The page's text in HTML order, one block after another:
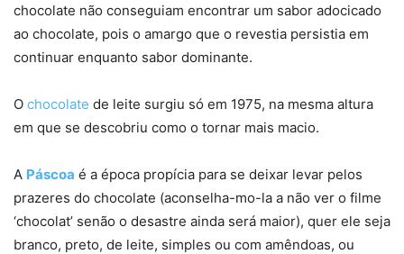
chocolate não conseguiam encontrar um sabor adocicado
ao chocolate, pois o amargo que o revestia persistia em
continuar enquanto sabor dominante.
O chocolate de leite surgiu só em 1975, na mesma altura
em que se descobriu como o tornar mais macio.
A Páscoa é a época propícia para se deixar levar pelos
prazeres do chocolate (aconselha-mo-la a não ver o filme
‘chocolat’ senão o desastre ainda será maior), quer ele seja
branco, preto, de leite, simples ou com amêndoas, ou